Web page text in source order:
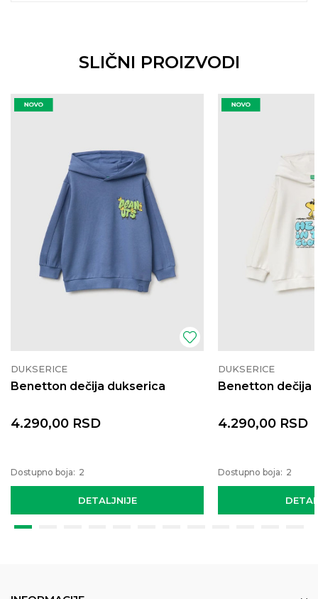
SLIČNI PROIZVODI
DUKSERICE
Benetton dečija dukserica
DETALJNIJE
4.290,00 RSD
Dostupno boja: 2
DUKSERICE
Benetton dečija
4.290,00 RSD
Dostupno boja: 2